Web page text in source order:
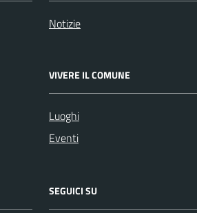
Notizie
VIVERE IL COMUNE
Luoghi
Eventi
SEGUICI SU